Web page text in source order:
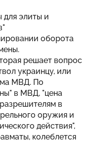
для элиты и
оборота
решает вопрос
украинцу, или
МВД. По
в МВД, "цена
в
оружия и
действия",
колеблется